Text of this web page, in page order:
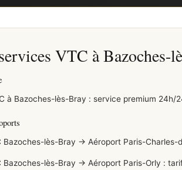
VTC à Bazoches-
à Bazoches-lès-Bray : service premium 24h/
Bazoches-lès-Bray → Aéroport Paris-Charles-
Bazoches-lès-Bray → Aéroport Paris-Orly :